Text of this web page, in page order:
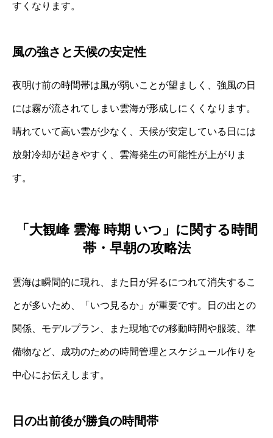
すくなります。
風の強さと天候の安定性
夜明け前の時間帯は風が弱いことが望ましく、強風の日
には霧が流されてしまい雲海が形成しにくくなります。
晴れていて高い雲が少なく、天候が安定している日には
放射冷却が起きやすく、雲海発生の可能性が上がりま
す。
「大観峰 雲海 時期 いつ」に関する時間
帯・早朝の攻略法
雲海は瞬間的に現れ、また日が昇るにつれて消失するこ
とが多いため、「いつ見るか」が重要です。日の出との
関係、モデルプラン、また現地での移動時間や服装、準
備物など、成功のための時間管理とスケジュール作りを
中心にお伝えします。
日の出前後が勝負の時間帯